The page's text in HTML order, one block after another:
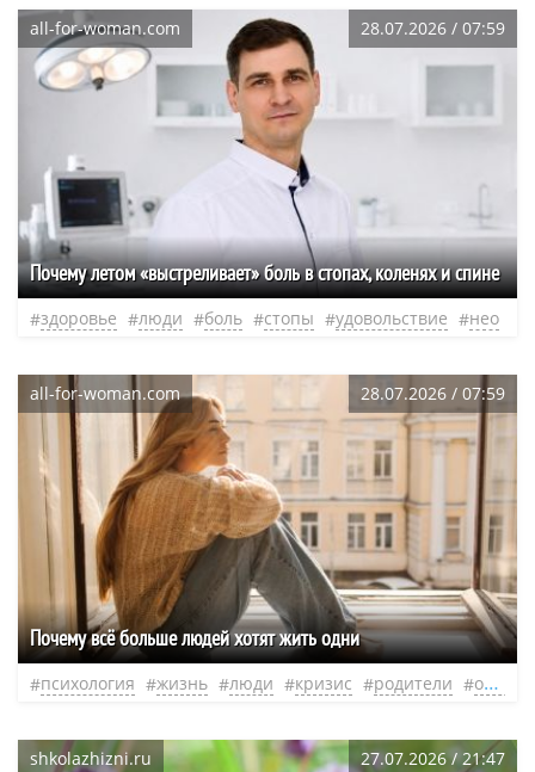
all-for-woman.com 28.07.2026 / 07:59
Почему летом «выстреливает» боль в стопах, коленях и спине
здоровье люди боль стопы удовольствие нео
all-for-woman.com 28.07.2026 / 07:59
Почему всё больше людей хотят жить одни
психология жизнь люди кризис родители одиночество
shkolazhizni.ru 27.07.2026 / 21:47